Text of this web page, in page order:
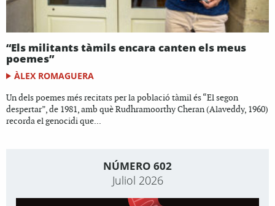
“Els militants tàmils encara canten els meus
poemes”
ÀLEX ROMAGUERA
Un dels poemes més recitats per la població tàmil és “El segon
despertar”, de 1981, amb què Rudhramoorthy Cheran (Alaveddy, 1960)
recorda el genocidi que...
NÚMERO 602
Juliol 2026